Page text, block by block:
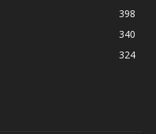
398
340
324